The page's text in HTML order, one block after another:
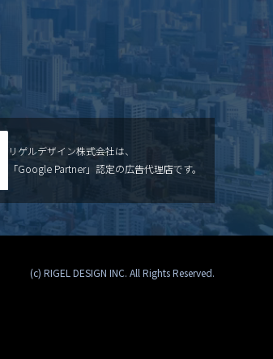
リゲルデザイン株式会社は、
「Google Partner」認定の広告代理店です。
(c) RIGEL DESIGN INC. All Rights Reserved.